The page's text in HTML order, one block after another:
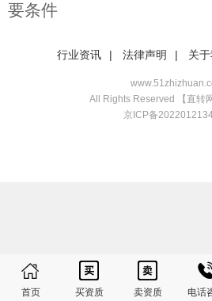
要条件
行业资讯 | 法律声明 | 关
All Rights Reserved 【直转
京ICP备

首页

买资质

卖资质 电话